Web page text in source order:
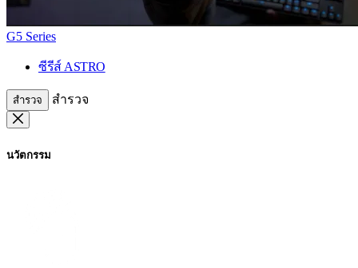
G5 Series
ซีรีส์ ASTRO
สำรวจ สำรวจ
นวัตกรรม